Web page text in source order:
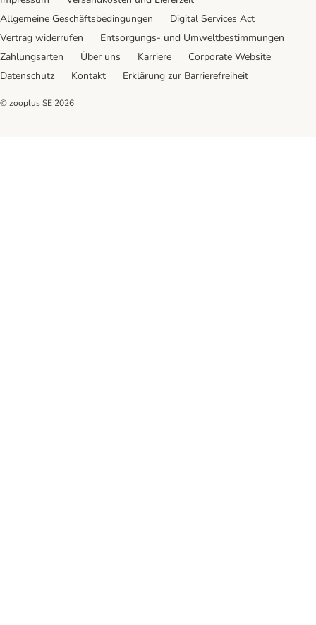
Allgemeine Geschäftsbedingungen
Digital Services Act
Vertrag widerrufen
Entsorgungs- und Umweltbestimmungen
Zahlungsarten
Über uns Karriere
Corporate Website
Datenschutz
Kontakt Erklärung zur Barrierefreiheit
© zooplus SE 2026